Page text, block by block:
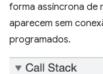
forma assíncrona de
aparecem sem
programados.